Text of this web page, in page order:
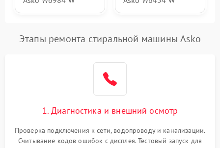
Этапы ремонта стиральной машины Asko
1. Диагностика и внешний осмотр
Проверка подключения к сети, водопроводу и канализации.
Считывание кодов ошибок с дисплея. Тестовый запуск для